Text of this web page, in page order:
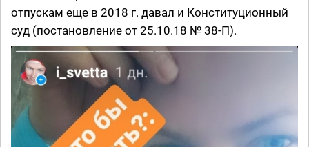
отпускам еще в 2018 г. давал и Конституционный
суд (постановление от 25.10.18 № 38-П).